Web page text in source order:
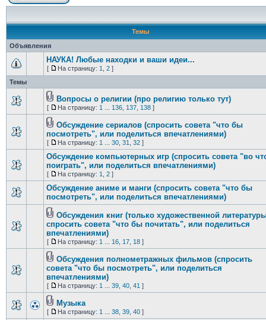
Темы
Объявления
НАУКА! Любые находки и ваши идеи...
[ На страницу: 1 2]
Темы
Вопросы о религии (про религию только тут)
[ На страницу: 1 136, 137, 138]
Обсуждение сериалов (спросить совета "что бы
посмотреть", или поделиться впечатлениями)
[ На страницу: 1 30, 31 32]
Обсуждение компьютерных игр (спросить совета "во
поиграть", или поделиться впечатлениями)
[ На страницу: 1 2]
Обсуждение аниме и манги (спросить совета "что бы
посмотреть", или поделиться впечатлениями)
Обсуждения книг (только художественной
спросить совета "что бы почитать", или поделиться
впечатлениями)
[ На страницу: 1 16, 17, 18]
Обсуждения полнометражных фильмов (спросить
совета "что бы посмотреть", или поделиться
впечатлениями)
[ На страницу: 1 39, 40, 41 ]
Музыка
[ На страницу: 1 38, 39, 40]